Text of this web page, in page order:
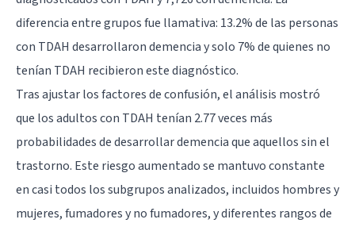
diferencia entre grupos fue llamativa: 13.2% de las personas
con TDAH desarrollaron demencia y solo 7% de quienes no
tenían TDAH recibieron este diagnóstico.
Tras ajustar los factores de confusión, el análisis mostró
que los adultos con TDAH tenían 2.77 veces más
probabilidades de desarrollar demencia que aquellos sin el
trastorno. Este riesgo aumentado se mantuvo constante
en casi todos los subgrupos analizados, incluidos hombres y
mujeres, fumadores y no fumadores, y diferentes rangos de